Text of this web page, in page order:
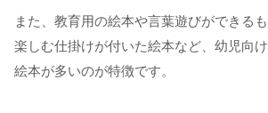
また、教育用の絵本や言葉遊びができる
楽しむ仕掛けが付いた絵本など、幼児向
絵本が多いのが特徴です。